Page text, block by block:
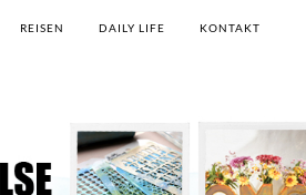
REISEN DAILY LIFE KONTAKT